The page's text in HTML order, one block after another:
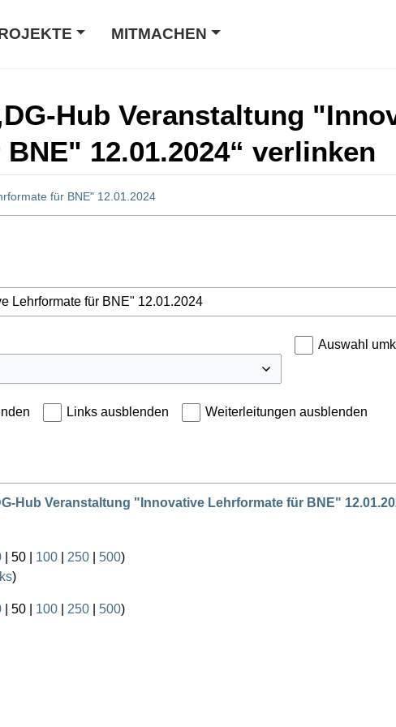
MITMACHEN
Hub Veranstaltung
12.01.2024“ verlinken
für BNE" 12.01.2024
Auswahl
Links ausblenden Weiterleitungen ausblenden
Hub Veranstaltung "Innovative Lehrformate für BNE"
50 100 250 500)
)
50 100 250 500)